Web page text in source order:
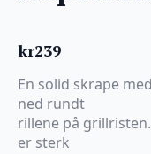
kr239
En solid skrape
ned rundt
rillene på
er sterk